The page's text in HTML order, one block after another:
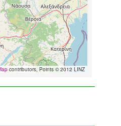
contributors, Points © 2012 LINZ